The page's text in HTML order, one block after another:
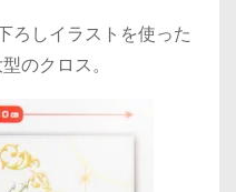
ろしイラストを使った
のクロス。